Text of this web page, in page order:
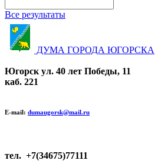
Все результаты
ДУМА ГОРОДА ЮГОРСКА
Югорск ул. 40 лет Победы, 11
каб. 221
E-mail: dumaugorsk@mail.ru
тел. +7(34675)77111